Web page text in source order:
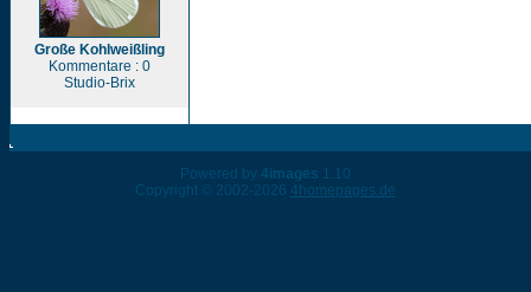
Große Kohlweißling
Kommentare : 0
Studio-Brix
Powered by 4images 1.10
Copyright © 2002-2026 4homepages.de